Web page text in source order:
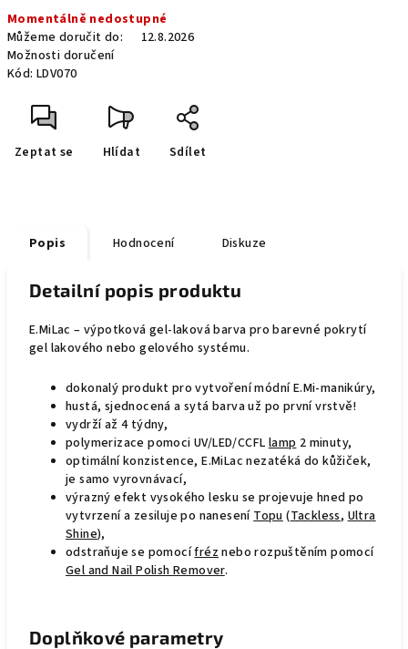
cena:
Momentálně nedostupné
Můžeme doručit do:
12.8.2026
Možnosti doručení
Kód: LDV070
Zeptat se Hlídat Sdílet
Popis Hodnocení Diskuze
Detailní popis produktu
E.MiLac – výpotková gel-laková barva pro barevné pokrytí
gel lakového nebo gelového systému.
dokonalý produkt pro vytvoření módní E.Mi-manikúry,
hustá, sjednocená a sytá barva už po první vrstvě!
vydrží až 4 týdny,
polymerizace pomoci UV/LED/CCFLlamp2 minuty,
optimální konzistence, E.MiLac nezatéká do kůžiček,
je samo vyrovnávací,
výrazný efekt vysokého lesku se projevuje hned po
vytvrzení a zesiluje po naneseníTopu(Tackless,Ultra
Shine),
odstraňuje se pomocífréznebo rozpuštěním pomocí
Gel and Nail Polish Remover.
Doplňkové parametry